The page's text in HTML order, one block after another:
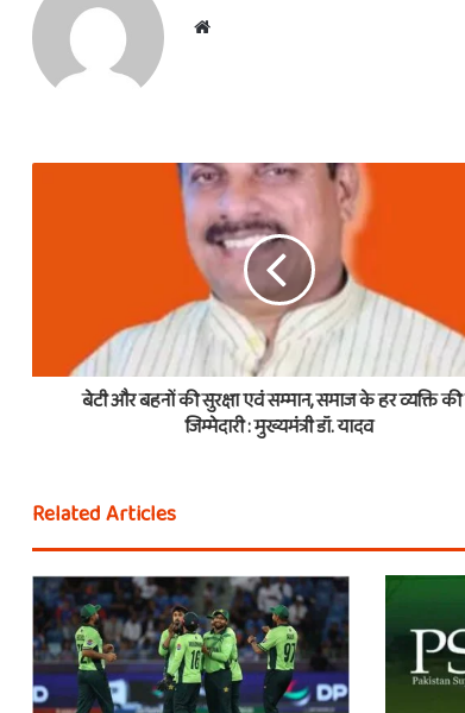
Website
बेटी और बहनों की सुरक्षा एवं सम्मान, समाज के हर व्यक्ति
जिम्मेदारी : मुख्यमंत्री डॉ. यादव
Related Articles